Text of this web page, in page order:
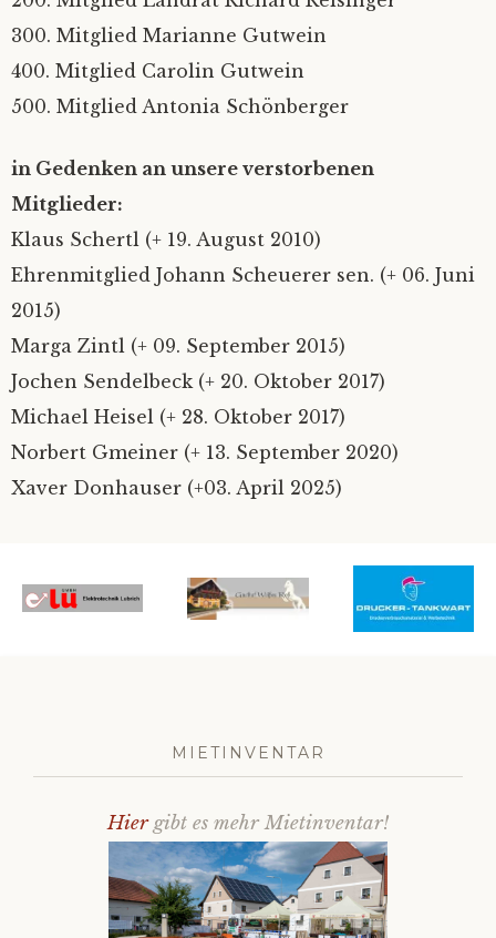
300. Mitglied Marianne Gutwein
400. Mitglied Carolin Gutwein
500. Mitglied Antonia Schönberger
in Gedenken an unsere verstorbenen
Mitglieder:
Klaus Schertl (+ 19. August 2010)
Ehrenmitglied Johann Scheuerer sen. (+ 06. Juni
2015)
Marga Zintl (+ 09. September 2015)
Jochen Sendelbeck (+ 20. Oktober 2017)
Michael Heisel (+ 28. Oktober 2017)
Norbert Gmeiner (+ 13. September 2020)
Xaver Donhauser (+03. April 2025)
MIETINVENTAR
Hiergibt es mehr Mietinventar!